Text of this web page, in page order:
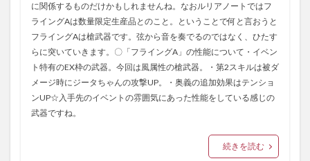
に関係するものだけかもしれませんね。なおルリアノートではフ
ライングAは数量限定生産品とのこと。ということで何と言おうと
フライングAは槍武器です。弦から音を奏でるのではなく、ひたす
らに突いていきます。〇「フライングA」の性能について・イベン
ト特有のEX枠の武器。今回は風属性の槍武器。・第2スキルは被ダ
メージ時にジータちゃんの攻撃UP。・奥義の追加効果はテンショ
ンUP☆入手先のイベントの雰囲気にあった性能をしている感じの
武器ですね。
続きを読む